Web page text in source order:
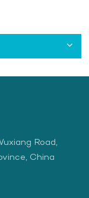
Road,
China